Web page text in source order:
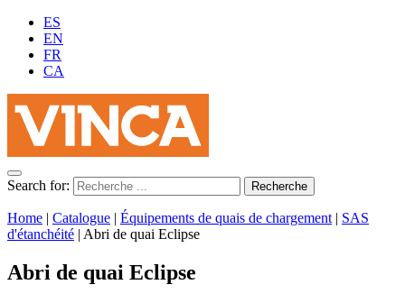
ES
EN
FR
CA
Search for:
Home | Catalogue | Équipements de quais de chargement | SAS
d'étanchéité | Abri de quai Eclipse
Abri de quai Eclipse